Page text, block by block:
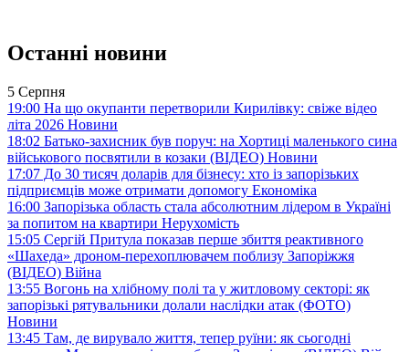
Останні новини
5 Серпня
19:00 На що окупанти перетворили Кирилівку: свіже відео
літа 2026 Новини
18:02 Батько-захисник був поруч: на Хортиці маленького сина
військового посвятили в козаки (ВІДЕО) Новини
17:07 До 30 тисяч доларів для бізнесу: хто із запорізьких
підприємців може отримати допомогу Економіка
16:00 Запорізька область стала абсолютним лідером в Україні
за попитом на квартири Нерухомість
15:05 Сергій Притула показав перше збиття реактивного
«Шахеда» дроном-перехоплювачем поблизу Запоріжжя
(ВІДЕО) Війна
13:55 Вогонь на хлібному полі та у житловому секторі: як
запорізькі рятувальники долали наслідки атак (ФОТО)
Новини
13:45 Там, де вирувало життя, тепер руїни: як сьогодні